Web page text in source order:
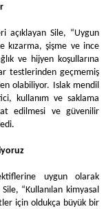
açıklayan Sile, “Uygun
kızarma, şişme ve ince
ve hijyen koşullarına
testlerinden geçmemiş
olabiliyor. Islak mendil
kullanım ve saklama
edilmesi ve güvenilir
uygun olarak
“Kullanılan kimyasal
için oldukça büyük bir